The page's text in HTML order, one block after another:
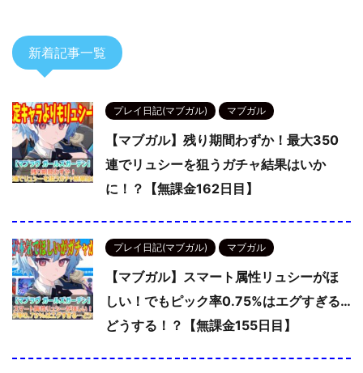
新着記事一覧
プレイ日記(マブガル) マブガル
【マブガル】残り期間わずか！最大350
連でリュシーを狙うガチャ結果はいか
に！？【無課金162日目】
プレイ日記(マブガル) マブガル
【マブガル】スマート属性リュシーがほ
しい！でもピック率0.75%はエグすぎる…
どうする！？【無課金155日目】